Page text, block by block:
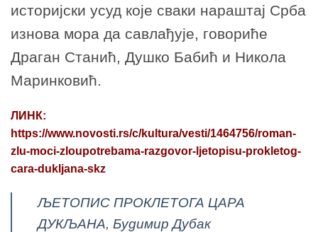
историјски усуд које сваки нараштај Срба
изнова мора да савлађује, говориће
Драган Станић, Душко Бабић и Никола
Маринковић.
ЛИНК:
https://www.novosti.rs/c/kultura/vesti/1464756/roman-
zlu-moci-zloupotrebama-razgovor-ljetopisu-prokletog-
cara-dukljana-skz
ЉЕТОПИС ПРОКЛЕТОГА ЦАРА
ДУКЉАНА, Будимир Дубак